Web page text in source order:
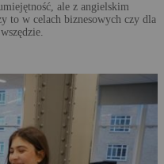
ale z angielskim
to w celach biznesowych czy dla